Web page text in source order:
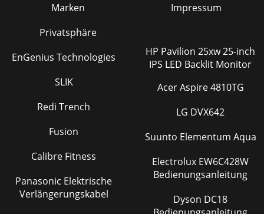
Marken
Privatsphäre
Impressum
EnGenius Technologies
SLIK
Redi Trench
Fusion
Calibre Fitness
Panasonic Elektrische
Verlängerungskabel
HP Pavilion 25xw 25-inch
IPS LED Backlit Monitor
Acer Aspire 4810TG
LG DVX642
Suunto Elementum Aqua
Electrolux EW6C428W
Bedienungsanleitung
Dyson DC18